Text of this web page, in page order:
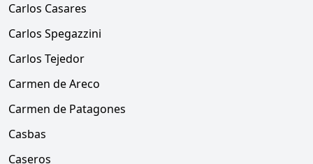
Carlos Casares
Carlos Spegazzini
Carlos Tejedor
Carmen de Areco
Carmen de Patagones
Casbas
Caseros